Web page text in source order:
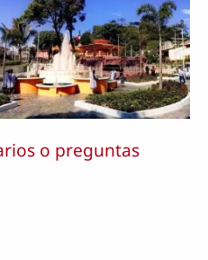
o preguntas